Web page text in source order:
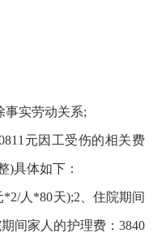
事实劳动关系;
元因工受伤的相关费
)具体如下：
人*80天);2、住院期间
间家人的护理费：3840